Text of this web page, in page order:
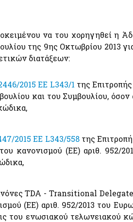
να του χορηγηθεί η
της 9ης Οκτωβρίου 2013
διατάξεων:
2015 EE L343/1 της
και του Συμβουλίου,
2015 EE L343/558της
κανονισμού (ΕΕ) αριθ. 952/
TDA - Transitional
(ΕΕ) αριθ. 952/2013 του
του ενωσιακού τελωνειακού